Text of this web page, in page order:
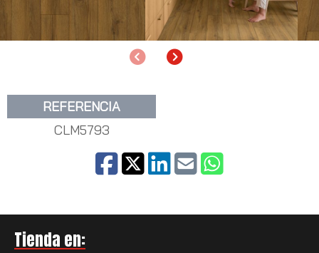
AnteriorSiguiente
REFERENCIA
CLM5793
Tienda en: